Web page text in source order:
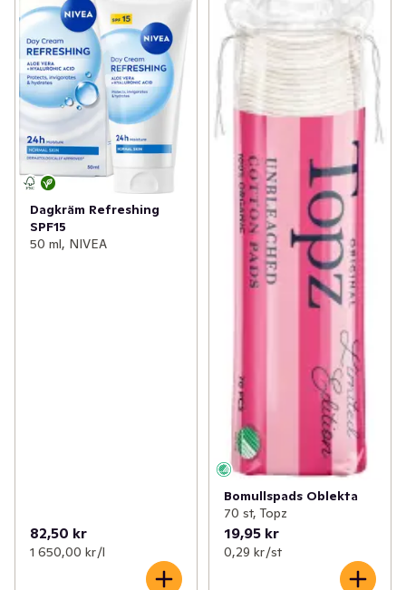
Dagkräm Refreshing
SPF15
50 ml, NIVEA
82,50 kr
1 650,00 kr /l
Bomullspads Oblekta
70 st, Topz
19,95 kr
0,29 kr /st